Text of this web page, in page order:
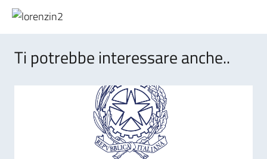
Ti potrebbe interessare anche..